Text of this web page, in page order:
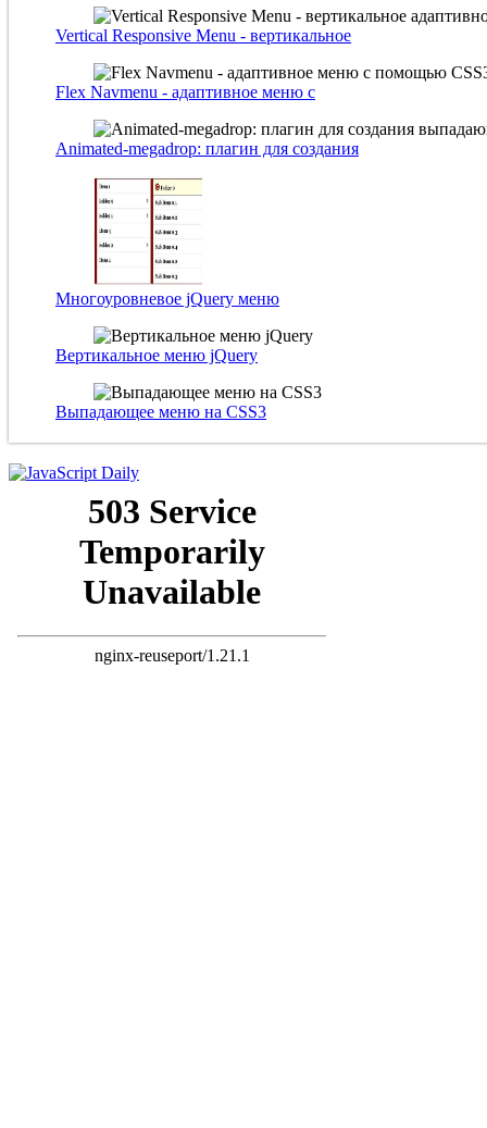
Vertical Responsive Menu - вертикальное
Flex Navmenu - адаптивное меню с
Animated-megadrop: плагин для создания
Многоуровневое jQuery меню
Вертикальное меню jQuery
Выпадающее меню на CSS3